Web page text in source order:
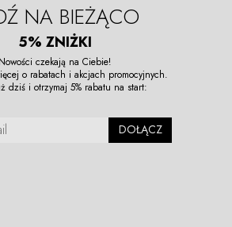
NA BIEŻĄCO
5% ZNIŻKI
Nowości czekają na Ciebie!
o rabatach i akcjach promocyjnych.
dziś i otrzymaj 5% rabatu na start:
DOŁĄCZ